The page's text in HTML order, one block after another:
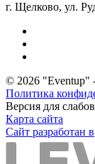
г. Щелково, ул.
© 2026 "Eventup"
Политика
Версия для
Карта сайта
Сайт разработан в